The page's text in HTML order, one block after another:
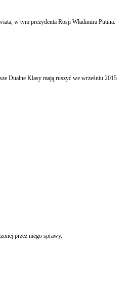
w tym prezydenta Rosji Władimira Putina.
Dualne Klasy mają ruszyć we wrześniu 2015
adwokata od stawianych mu zarzutów naruszenia zasad etyki adwokackiej poprzez złożenie wniosków o wyłącznie sędziów sądu okręgowego w ramach prowadzonej przez niego sprawy.